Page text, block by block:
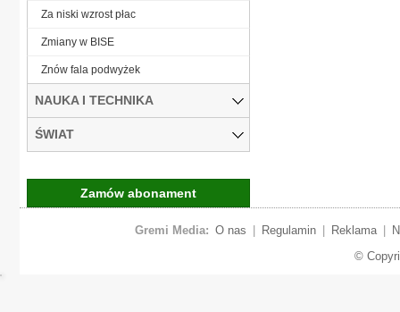
Za niski wzrost płac
Zmiany w BISE
Znów fala podwyżek
NAUKA I TECHNIKA
ŚWIAT
Zamów abonament
Gremi Media: O nas Regulamin Reklama
©